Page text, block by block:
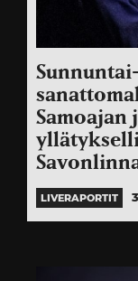
Samoajan
LIVERAPORTIT